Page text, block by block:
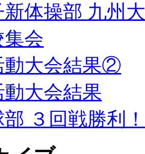
新体操部 九州
会
動大会結果②
大会結果
部 ３回戦勝利！